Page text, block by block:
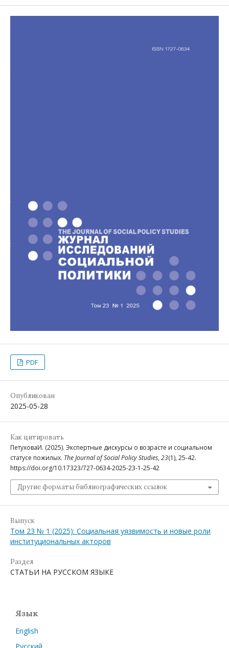
PDF
Опубликован
2025-05-28
Как цитировать
ПетуховаИ. (2025). Экспертные дискурсы о возрасте и социальном
статусе пожилых. The Journal of Social Policy Studies, 23(1), 25-42.
https://doi.org/10.17323/727-0634-2025-23-1-25-42
Другие форматы библиографических ссылок
Выпуск
Том 23 № 1 (2025): Социальная уязвимость и новые роли
институциональных акторов
Раздел
СТАТЬИ НА РУССКОМ ЯЗЫКЕ
Язык
English